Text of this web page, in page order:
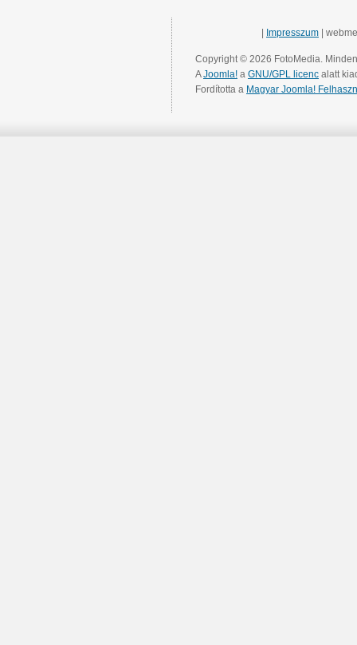
Impresszum |
Copyright © 2026 FotoMedia.
AJoomla! a GNU/GPL licenc alatt
Fordította a Magyar Joomla!